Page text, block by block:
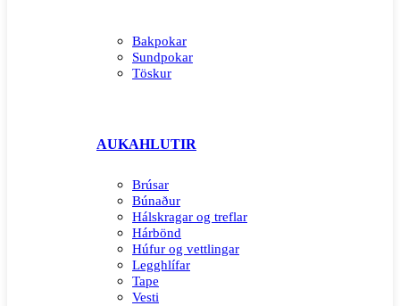
Bakpokar
Sundpokar
Töskur
AUKAHLUTIR
Brúsar
Búnaður
Hálskragar og treflar
Hárbönd
Húfur og vettlingar
Legghlífar
Tape
Vesti